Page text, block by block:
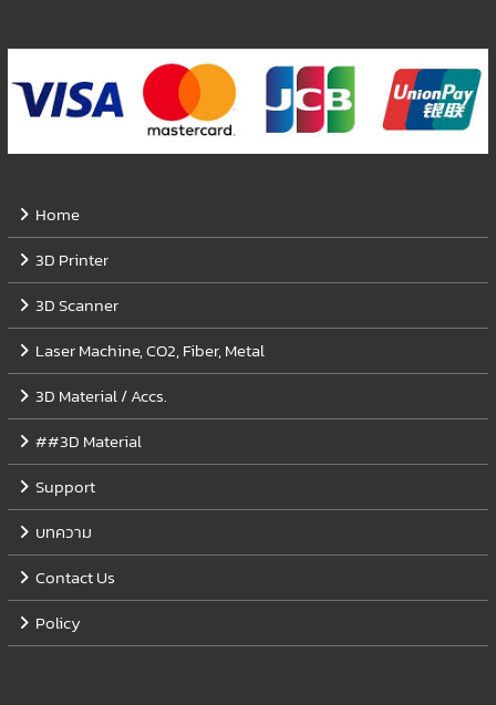
Home
3D Printer
3D Scanner
Laser Machine, CO2, Fiber, Metal
3D Material / Accs.
##3D Material
Support
บทความ
Contact Us
Policy